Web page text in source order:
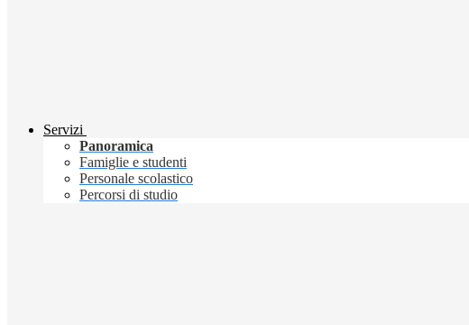
Servizi
Panoramica
Famiglie e studenti
Personale scolastico
Percorsi di studio